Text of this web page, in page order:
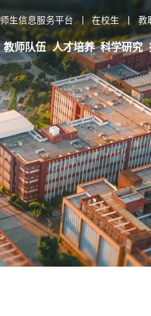
师生信息服务平台 在校生 教
教师队伍 人才培养 科学研究